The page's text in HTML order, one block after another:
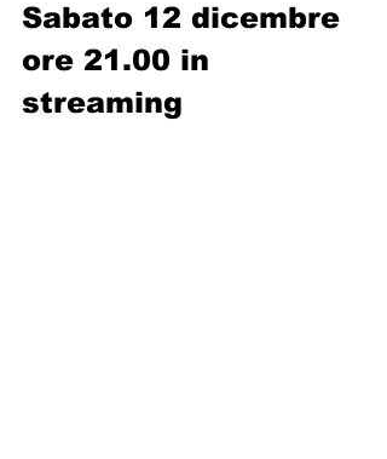
Sabato 12 dicembre
ore 21.00 in
streaming